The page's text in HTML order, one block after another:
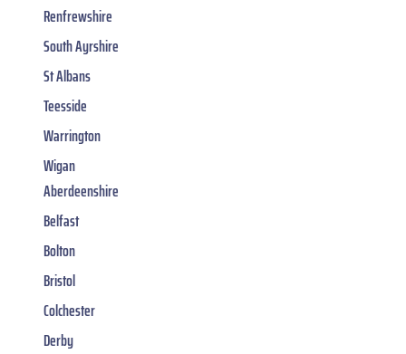
Renfrewshire
South Ayrshire
St Albans
Teesside
Warrington
Wigan
Aberdeenshire
Belfast
Bolton
Bristol
Colchester
Derby